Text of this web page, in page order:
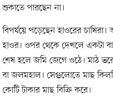
শুকাতে পারছেন না।
বিপর্যয়ে পড়েছেন হাওরের
হাওর। ওপর থেকে দেখলে একটা
শেষ হলে জমি জেগে ওঠে। মাঠ
বা জলমহাল। সেগুলোতে মাছ
কোটি টাকার মাছ বিক্রি করে।